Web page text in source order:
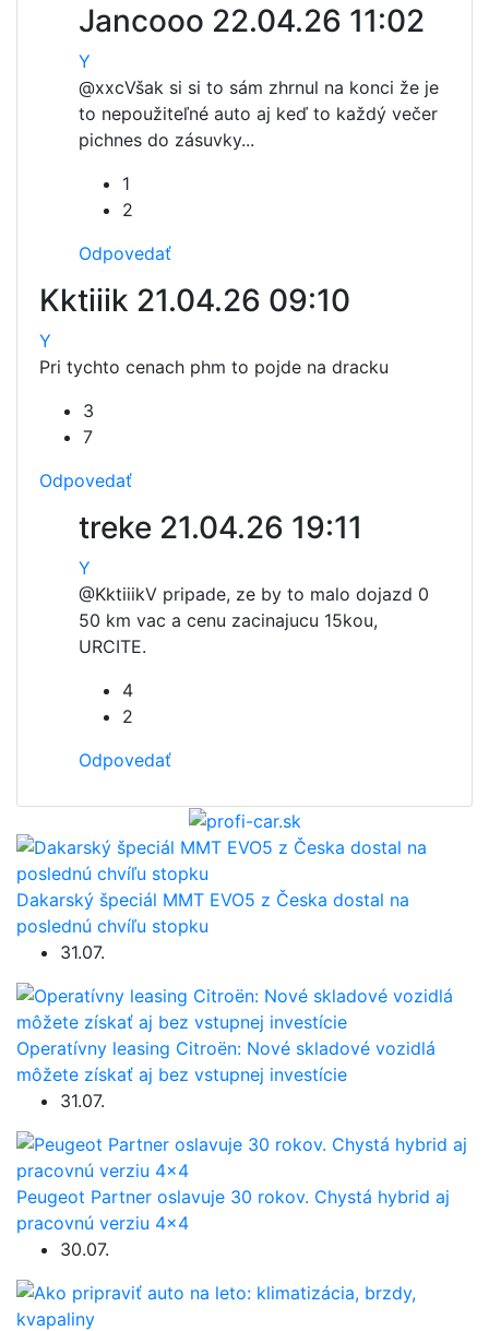
Jancooo 22.04.26 11:02
Y
@xxcVšak si si to sám zhrnul na konci že je
to nepoužiteľné auto aj keď to každý večer
pichnes do zásuvky...
1
2
Odpovedať
Kktiiik 21.04.26 09:10
Y
Pri tychto cenach phm to pojde na dracku
3
7
Odpovedať
treke 21.04.26 19:11
Y
@KktiiikV pripade, ze by to malo dojazd 0
50 km vac a cenu zacinajucu 15kou,
URCITE.
4
2
Odpovedať
Dakarský špeciál MMT EVO5 z Česka dostal na
poslednú chvíľu stopku
31.07.
Operatívny leasing Citroën: Nové skladové vozidlá
môžete získať aj bez vstupnej investície
31.07.
Peugeot Partner oslavuje 30 rokov. Chystá hybrid aj
pracovnú verziu 4×4
30.07.